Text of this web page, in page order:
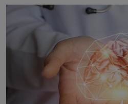
král. Nebo že by ne?
postupují podél Kaspického a